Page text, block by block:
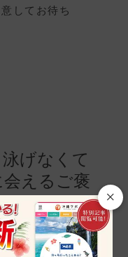
してお待ち
げなくて
えるご褒
×